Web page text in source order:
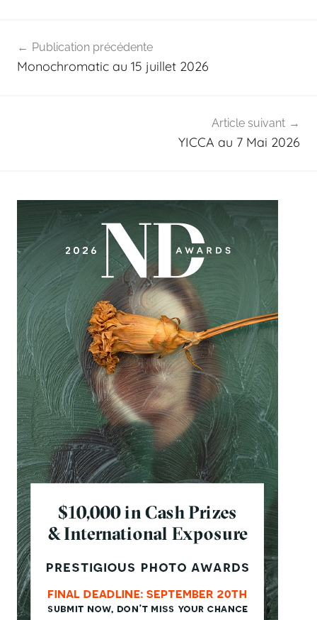
de
Publication précédente
Monochromatic au 15 juillet 2026
Article suivant
YICCA au 7 Mai 2026